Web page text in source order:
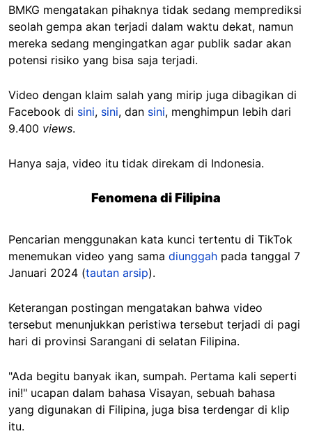
BMKG mengatakan pihaknya tidak sedang memprediksi
seolah gempa akan terjadi dalam waktu dekat, namun
mereka sedang mengingatkan agar publik sadar akan
potensi risiko yang bisa saja terjadi.
Video dengan klaim salah yang mirip juga dibagikan di
Facebook di sini, sini, dan sini, menghimpun lebih dari
9.400 views.
Hanya saja, video itu tidak direkam di Indonesia.
Fenomena di Filipina
Pencarian menggunakan kata kunci tertentu di TikTok
menemukan video yang sama diunggah pada tanggal 7
Januari 2024 (tautan arsip).
Keterangan postingan mengatakan bahwa video
tersebut menunjukkan peristiwa tersebut terjadi di pagi
hari di provinsi Sarangani di selatan Filipina.
"Ada begitu banyak ikan, sumpah. Pertama kali seperti
ini!" ucapan dalam bahasa Visayan, sebuah bahasa
yang digunakan di Filipina, juga bisa terdengar di klip
itu.